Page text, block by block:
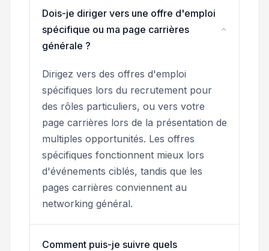
Dois-je diriger vers une offre d'emploi
spécifique ou ma page carrières
générale ?
Dirigez vers des offres d'emploi
spécifiques lors du recrutement pour
des rôles particuliers, ou vers votre
page carrières lors de la présentation de
multiples opportunités. Les offres
spécifiques fonctionnent mieux lors
d'événements ciblés, tandis que les
pages carrières conviennent au
networking général.
Comment puis-je suivre quels